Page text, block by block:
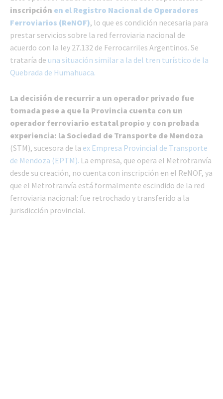
inscripción en el Registro Nacional de Operadores
Ferroviarios (ReNOF), lo que es condición necesaria para
prestar servicios sobre la red ferroviaria nacional de
acuerdo con la ley 27.132 de Ferrocarriles Argentinos. Se
trataría de una situación similar a la del tren turístico de la
Quebrada de Humahuaca.
La decisión de recurrir a un operador privado fue
tomada pese a que la Provincia cuenta con un
operador ferroviario estatal propio y con probada
experiencia: la Sociedad de Transporte de Mendoza
(STM), sucesora de la ex Empresa Provincial de Transporte
de Mendoza (EPTM). La empresa, que opera el Metrotranvía
desde su creación, no cuenta con inscripción en el ReNOF, ya
que el Metrotranvía está formalmente escindido de la red
ferroviaria nacional: fue retrochado y transferido a la
jurisdicción provincial.